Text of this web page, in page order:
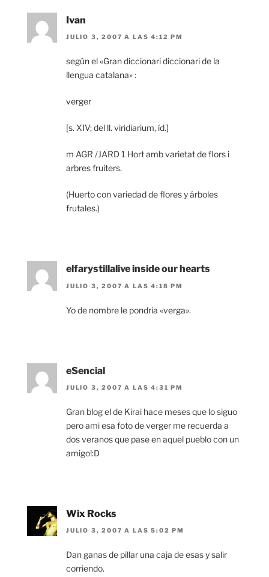
Ivan
JULIO 3, 2007 A LAS 4:12 PM
según el «Gran diccionari diccionari de la
llengua catalana» :
verger
[s. XIV; del ll. viridiarium, íd.]
m AGR /JARD 1 Hort amb varietat de flors i
arbres fruiters.
(Huerto con variedad de flores y árboles
frutales.)
elfarystillalive inside our hearts
JULIO 3, 2007 A LAS 4:18 PM
Yo de nombre le pondria «verga».
eSencial
JULIO 3, 2007 A LAS 4:31 PM
Gran blog el de Kirai hace meses que lo siguo
pero ami esa foto de verger me recuerda a
dos veranos que pase en aquel pueblo con un
amigo!:D
Wix Rocks
JULIO 3, 2007 A LAS 5:02 PM
Dan ganas de pillar una caja de esas y salir
corriendo.